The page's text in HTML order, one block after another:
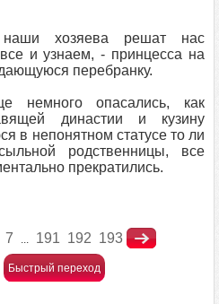
хозяева решат нас
и узнаем, - принцесса на
перебранку.
немного опасались, как
династии и кузину
в непонятном статусе то ли
родственницы, все
прекратились.
7 ... 191 192 193
Быстрый переход